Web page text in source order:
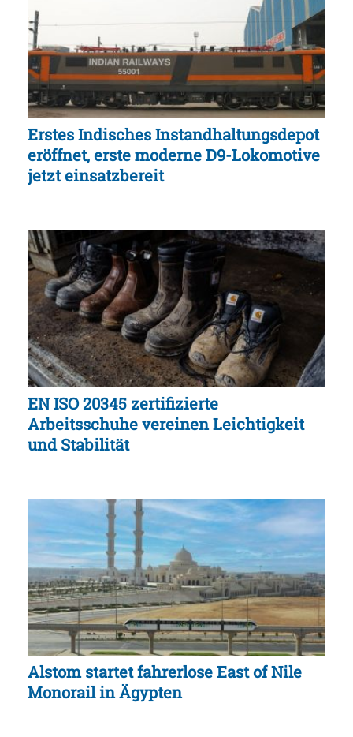
Erstes Indisches Instandhaltungsdepot
eröffnet, erste moderne D9-Lokomotive
jetzt einsatzbereit
EN ISO 20345 zertifizierte
Arbeitsschuhe vereinen Leichtigkeit
und Stabilität
Alstom startet fahrerlose East of Nile
Monorail in Ägypten